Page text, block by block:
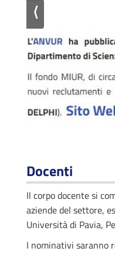
⟨
Docenti
Il corpo docente si
aziende del settore,
Università di Pavia,
I nominativi saranno